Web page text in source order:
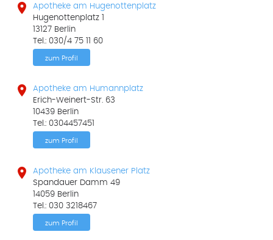

Apotheke am Hugenottenplatz
Hugenottenplatz 1
13127 Berlin
Tel.: 030/4 75 11 60
zum Profil

Apotheke am Humannplatz
Erich-Weinert-Str. 63
10439 Berlin
Tel.: 0304457451
zum Profil

Apotheke am Klausener Platz
Spandauer Damm 49
14059 Berlin
Tel.: 030 3218467
zum Profil